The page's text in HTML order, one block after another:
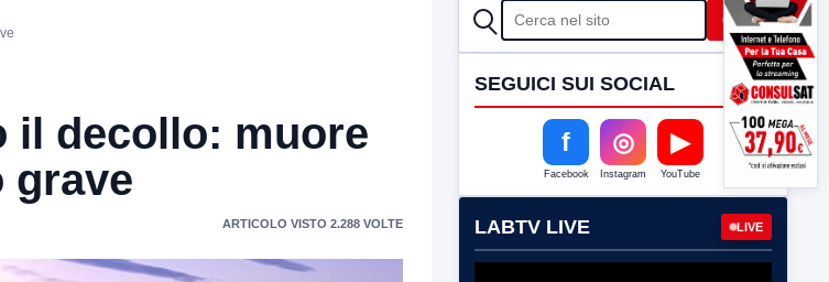
il decollo: muore
grave
ARTICOLO VISTO 2.288 VOLTE
CERCA Cerca
SEGUICI SUI SOCIAL
f
Facebook
◎
Instagram
▶
YouTube
LABTV LIVE LIVE